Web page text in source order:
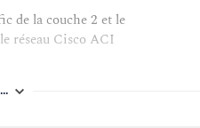
de la couche 2 et le
réseau Cisco ACI